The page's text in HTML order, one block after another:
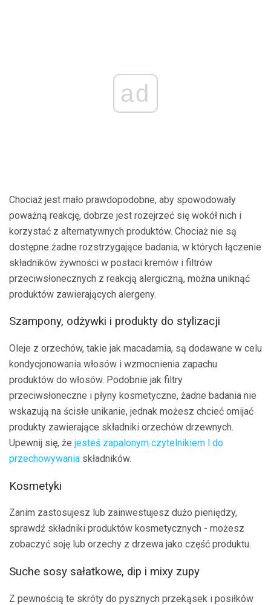
ad
Chociaż jest mało prawdopodobne, aby spowodowały
poważną reakcję, dobrze jest rozejrzeć się wokół nich i
korzystać z alternatywnych produktów. Chociaż nie są
dostępne żadne rozstrzygające badania, w których łączenie
składników żywności w postaci kremów i filtrów
przeciwsłonecznych z reakcją alergiczną, można uniknąć
produktów zawierających alergeny.
Szampony, odżywki i produkty do stylizacji
Oleje z orzechów, takie jak macadamia, są dodawane w celu
kondycjonowania włosów i wzmocnienia zapachu
produktów do włosów. Podobnie jak filtry
przeciwsłoneczne i płyny kosmetyczne, żadne badania nie
wskazują na ścisłe unikanie, jednak możesz chcieć omijać
produkty zawierające składniki orzechów drzewnych.
Upewnij się, że jesteś zapalonym czytelnikiem l do
przechowywania składników.
Kosmetyki
Zanim zastosujesz lub zainwestujesz dużo pieniędzy,
sprawdź składniki produktów kosmetycznych - możesz
zobaczyć soję lub orzechy z drzewa jako część produktu.
Suche sosy sałatkowe, dip i mixy zupy
Z pewnością te skróty do pysznych przekąsek i posiłków